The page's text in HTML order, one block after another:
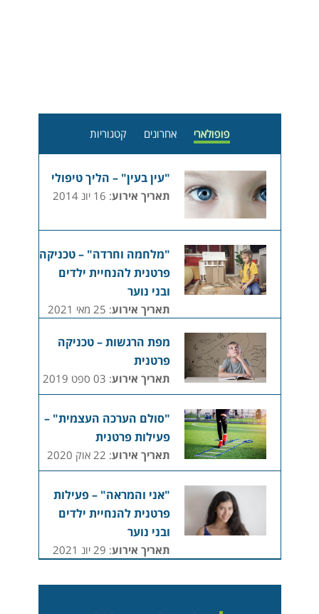
פופולארי אחרונים קטגוריות
"עין בעין" – הליך טיפולי
תאריך אירוע: 16 יונ 2014
"מלחמה וחרדה" – טכניקה
פרטנית להנחיית ילדים
ובני נוער
תאריך אירוע: 25 מאי 2021
מפת הרגשות – טכניקה
פרטנית
תאריך אירוע: 03 ספט 2019
"סולם הערכה העצמית" –
פעילות פרטנית
תאריך אירוע: 22 אוק 2020
"אני והמראה" – פעילות
פרטנית להנחיית ילדים
ובני נוער
תאריך אירוע: 29 יונ 2021